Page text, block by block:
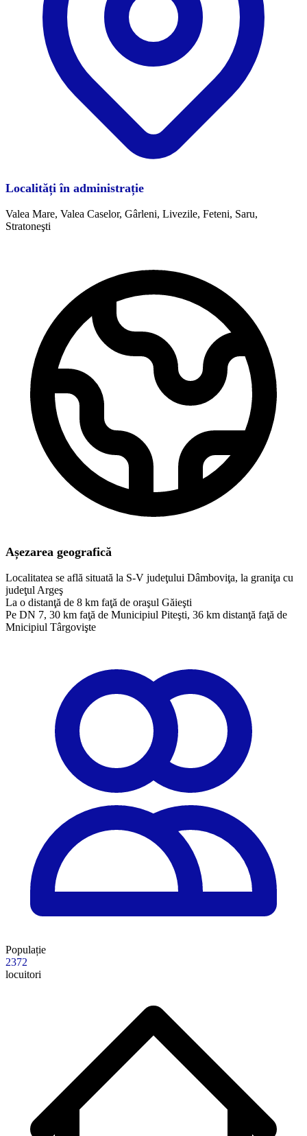
Localități în administrație
Valea Mare, Valea Caselor, Gârleni, Livezile, Feteni, Saru,
Stratoneşti
Așezarea geografică
Localitatea se află situată la S-V judeţului Dâmboviţa, la graniţa cu
judeţul Argeş
La o distanţă de 8 km faţă de oraşul Găieşti
Pe DN 7, 30 km faţă de Municipiul Piteşti, 36 km distanţă faţă de
Mnicipiul Târgovişte
Populație
2372
locuitori